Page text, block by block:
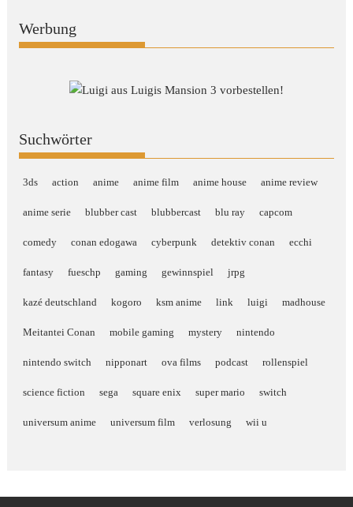
Werbung
Suchwörter
3ds action anime anime film anime house anime review
anime serie blubber cast blubbercast blu ray capcom
comedy conan edogawa cyberpunk detektiv conan ecchi
fantasy fueschp gaming gewinnspiel jrpg
kazé deutschland kogoro ksm anime link luigi madhouse
Meitantei Conan mobile gaming mystery nintendo
nintendo switch nipponart ova films podcast rollenspiel
science fiction sega square enix super mario switch
universum anime universum film verlosung wii u